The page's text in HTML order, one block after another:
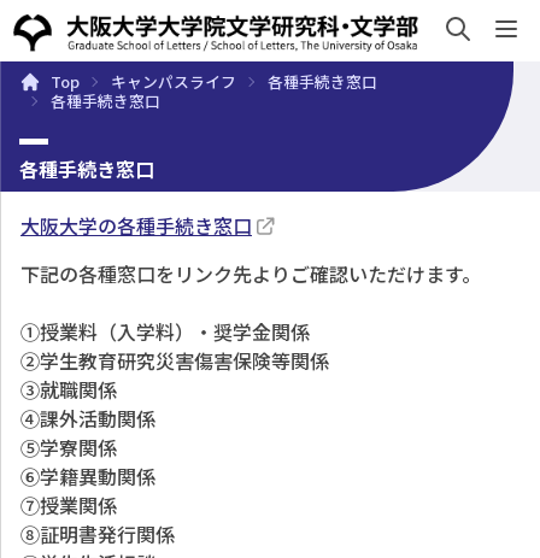
概要 学部・大学院 キャンパスライフ 入試・入学案
Top キャンパスライフ
各種手続き窓口
各種手続き窓口
各種手続き窓口
大阪大学の各種手続き窓口
下記の各種窓口をリンク先よりご確認いただけます。
①授業料（入学料）・奨学金関係
②学生教育研究災害傷害保険等関係
③就職関係
④課外活動関係
⑤学寮関係
⑥学籍異動関係
⑦授業関係
⑧証明書発行関係